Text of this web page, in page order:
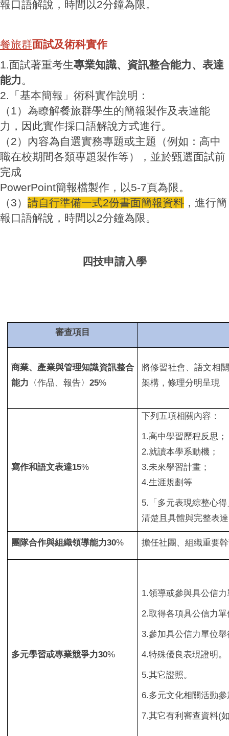
報口語解說，時間以2分鐘為限。
餐旅群面試及術科實作
1.面試著重考生專業知識、資訊整合能力、表達
能力。
2.「基本簡報」術科實作說明：
（1）為瞭解餐旅群學生的簡報製作及表達能
力，因此實作採口語解說方式進行。
（2）內容為自選實務專題或主題（例如：高中
職在校期間各類專題製作等），並於甄選面試前
完成
PowerPoint簡報檔製作，以5-7頁為限。
（3） 請自行準備一式2份書面簡報資料 ，進行簡
報口語解說，時間以2分鐘為限。
四技申請入學
審查項目
商業、產業與管理知識資訊整合
能力 〈作品、報告〉 25%
將修習社會、語文相
架構，條理分明呈現
寫作和語文表達15%
下列五項相關內容：
1.高中學習歷程反思；
2.就讀本學系動機；
3.未來學習計畫；
4.生涯規劃等
5. 「多元表現綜整心
清楚且具體與完整表
團隊合作與組織領導能力30% 擔任社團、組織重要
多元學習或專業競爭力30%
1.領導或參與具公信
2.取得各項具公信力
3.參加具公信力單位
4.特殊優良表現證明。
5.其它證照。
6.多元文化相關活動
7.其它有利審查資料(